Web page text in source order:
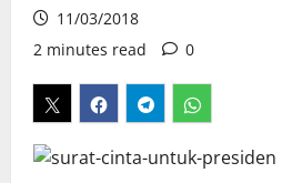
11/03/2018
2 minutes read
0